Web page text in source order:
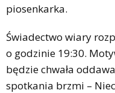
piosenkarka.
Świadectwo wiary
o godzinie 19:30.
będzie chwała
spotkania brzmi –